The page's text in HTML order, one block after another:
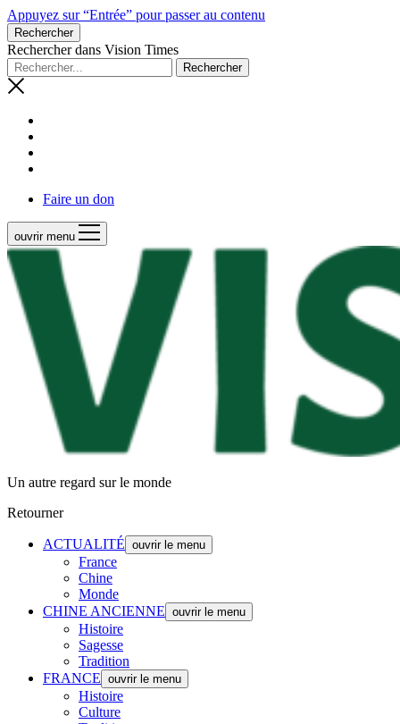
Appuyez sur “Entrée” pour passer au contenu
Rechercher
Rechercher dans Vision Times
Faire un don
ouvrir menu
Un autre regard sur le monde
Retourner
ACTUALITÉ ouvrir le menu
France
Chine
Monde
CHINE ANCIENNE ouvrir le menu
Histoire
Sagesse
Tradition
FRANCE ouvrir le menu
Histoire
Culture